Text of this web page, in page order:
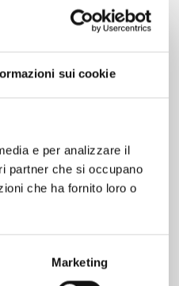
sui cookie
e per analizzare il
partner che si occupano
che ha fornito loro o
Marketing